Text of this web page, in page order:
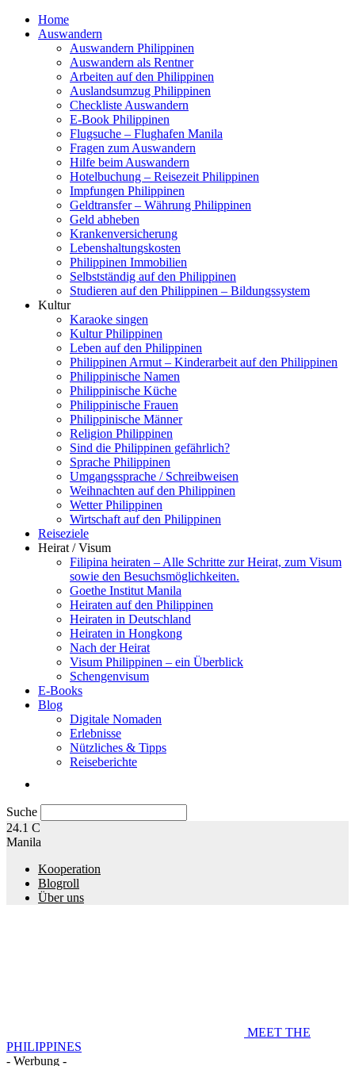
Home
Auswandern
Auswandern Philippinen
Auswandern als Rentner
Arbeiten auf den Philippinen
Auslandsumzug Philippinen
Checkliste Auswandern
E-Book Philippinen
Flugsuche – Flughafen Manila
Fragen zum Auswandern
Hilfe beim Auswandern
Hotelbuchung – Reisezeit Philippinen
Impfungen Philippinen
Geldtransfer – Währung Philippinen
Geld abheben
Krankenversicherung
Lebenshaltungskosten
Philippinen Immobilien
Selbstständig auf den Philippinen
Studieren auf den Philippinen – Bildungssystem
Kultur
Karaoke singen
Kultur Philippinen
Leben auf den Philippinen
Philippinen Armut – Kinderarbeit auf den Philippinen
Philippinische Namen
Philippinische Küche
Philippinische Frauen
Philippinische Männer
Religion Philippinen
Sind die Philippinen gefährlich?
Sprache Philippinen
Umgangssprache / Schreibweisen
Weihnachten auf den Philippinen
Wetter Philippinen
Wirtschaft auf den Philippinen
Reiseziele
Heirat / Visum
Filipina heiraten – Alle Schritte zur Heirat, zum Visum
sowie den Besuchsmöglichkeiten.
Goethe Institut Manila
Heiraten auf den Philippinen
Heiraten in Deutschland
Heiraten in Hongkong
Nach der Heirat
Visum Philippinen – ein Überblick
Schengenvisum
E-Books
Blog
Digitale Nomaden
Erlebnisse
Nützliches & Tipps
Reiseberichte
Suche
24.1 C
Manila
Kooperation
Blogroll
Über uns
MEET THE
PHILIPPINES
- Werbung -